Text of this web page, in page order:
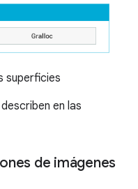
superficies
en las
de imágenes